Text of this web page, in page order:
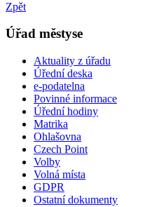
Zpět
Úřad městyse
Aktuality z úřadu
Úřední deska
e-podatelna
Povinné informace
Úřední hodiny
Matrika
Ohlašovna
Czech Point
Volby
Volná místa
GDPR
Ostatní dokumenty